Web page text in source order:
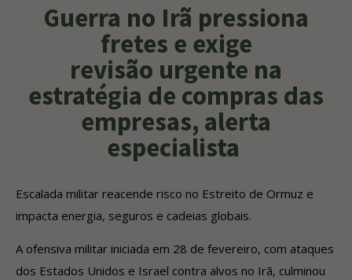
Guerra no Irã pressiona
fretes e exige
revisão urgente na
estratégia de compras das
empresas, alerta
especialista
Escalada militar reacende risco no Estreito de Ormuz e
impacta energia, seguros e cadeias globais.
A ofensiva militar iniciada em 28 de fevereiro, com ataques
dos Estados Unidos e Israel contra alvos no Irã, culminou